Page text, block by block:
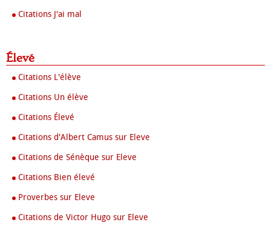
Citations J'ai mal
Élevé
Citations L'élève
Citations Un élève
Citations Élevé
Citations d'Albert Camus sur Eleve
Citations de Sénèque sur Eleve
Citations Bien élevé
Proverbes sur Eleve
Citations de Victor Hugo sur Eleve